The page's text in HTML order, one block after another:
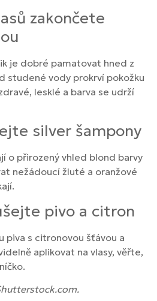
zakončete
je dobré pamatovat hned z
studené vody prokrví pokožku
lesklé a barva se udrží
silver šampony
o přirozený vhled blond barvy
nežádoucí žluté a oranžové
pivo a citron
piva s citronovou šťávou a
aplikovat na vlasy, věřte,